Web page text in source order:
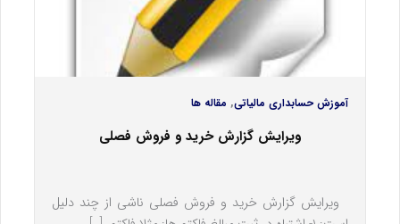
آموزش حسابداری مالیاتی, مقاله ها
ویرایش گزارش خرید و فروش فصلی
ویرایش گزارش خرید و فروش فصلی ناشی از چند دلیل